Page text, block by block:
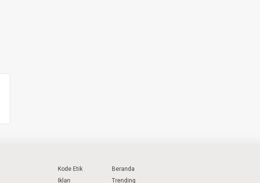
Kode Etik
Iklan
Beranda
Trending